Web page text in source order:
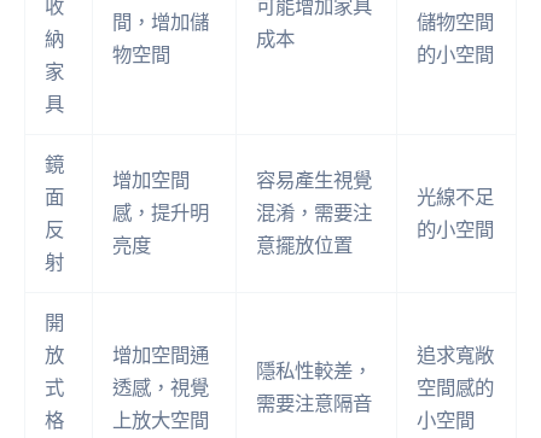
收
納
家
具
間，增加儲
物空間
可能增加家具
成本
儲物空間
的小空間
鏡
面
反
射
增加空間
感，提升明
亮度
容易產生視覺
混淆，需要注
意擺放位置
光線不足
的小空間
開
放
式
格
增加空間通
透感，視覺
上放大空間
隱私性較差，
需要注意隔音
追求寬敞
空間感的
小空間